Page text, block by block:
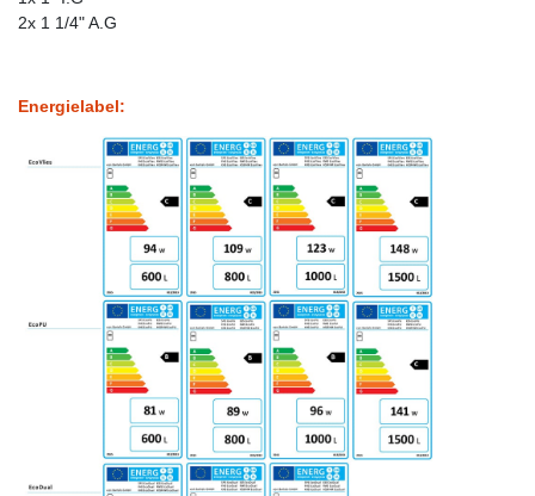
2x 1 1/4" A.G
Energielabel: